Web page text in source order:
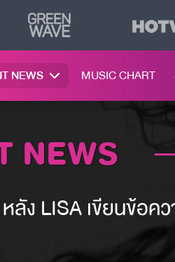
NEWS MUSIC CHART
NEWS
ลัง LISA เขียนข้อ